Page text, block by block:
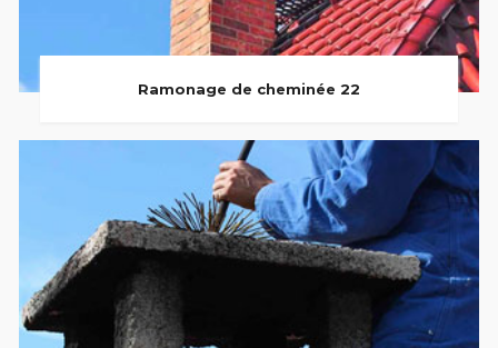
Ramonage de cheminée 22